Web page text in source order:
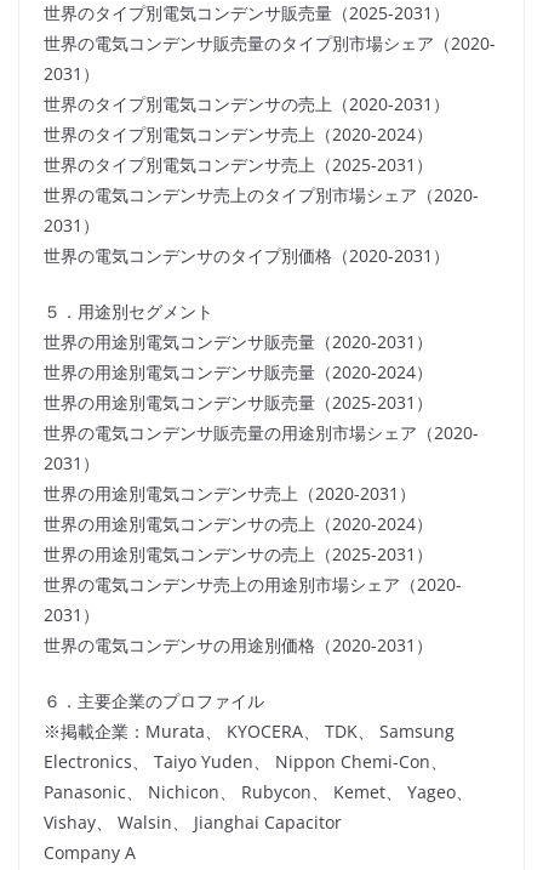
世界のタイプ別電気コンデンサ販売量（2025-2031）
世界の電気コンデンサ販売量のタイプ別市場シェア（2020-
2031）
世界のタイプ別電気コンデンサの売上（2020-2031）
世界のタイプ別電気コンデンサ売上（2020-2024）
世界のタイプ別電気コンデンサ売上（2025-2031）
世界の電気コンデンサ売上のタイプ別市場シェア（2020-
2031）
世界の電気コンデンサのタイプ別価格（2020-2031）
５．用途別セグメント
世界の用途別電気コンデンサ販売量（2020-2031）
世界の用途別電気コンデンサ販売量（2020-2024）
世界の用途別電気コンデンサ販売量（2025-2031）
世界の電気コンデンサ販売量の用途別市場シェア（2020-
2031）
世界の用途別電気コンデンサ売上（2020-2031）
世界の用途別電気コンデンサの売上（2020-2024）
世界の用途別電気コンデンサの売上（2025-2031）
世界の電気コンデンサ売上の用途別市場シェア（2020-
2031）
世界の電気コンデンサの用途別価格（2020-2031）
６．主要企業のプロファイル
※掲載企業：Murata、 KYOCERA、 TDK、 Samsung
Electronics、 Taiyo Yuden、 Nippon Chemi-Con、
Panasonic、 Nichicon、 Rubycon、 Kemet、 Yageo、
Vishay、 Walsin、 Jianghai Capacitor
Company A